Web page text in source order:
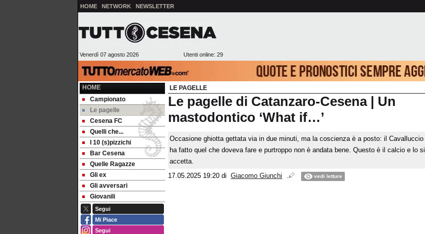
HOME NETWORK NEWSLETTER
Venerdì 07 agosto 2026 Utenti online: 29
HOME
Campionato
Le pagelle
Cesena FC
Quelli che...
I 10 (s)pizzichi
Bar Cesena
Quelle Ragazze
Gli ex
Gli avversari
Giovanili
Segui
Mi Piace
Segui
LE PAGELLE
Le pagelle di Catanzaro-Cesena | Un
mastodontico ‘What if…’
Occasione ghiotta gettata via in due minuti, ma la coscienza è a posto: il Cavalluccio
ha fatto quel che doveva fare e purtroppo non è andata bene. Questo è il calcio e lo si
accetta.
17.05.2025 19:20 di Giacomo Giunchi vedi letture